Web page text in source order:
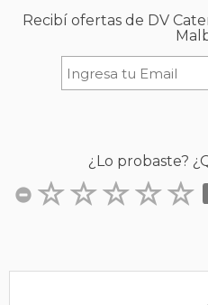
Recibí ofertas de DV
¿Lo probaste?